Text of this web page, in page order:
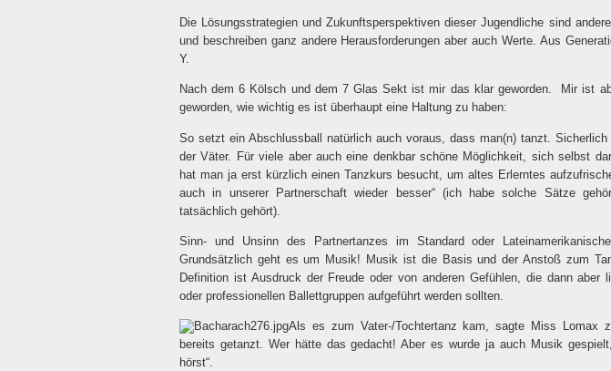
Die Lösungsstrategien und Zukunftsperspektiven dieser Jugendliche sind
und beschreiben ganz andere Herausforderungen aber auch Werte. Aus
Y.
Nach dem 6 Kölsch und dem 7 Glas Sekt ist mir das klar geworden.
Mir ist
geworden, wie wichtig es ist überhaupt eine Haltung zu haben:
So setzt ein Abschlussball natürlich auch voraus, dass man(n) tanzt.
der Väter. Für viele aber auch eine denkbar schöne Möglichkeit, sich selbst
hat man ja erst kürzlich einen Tanzkurs besucht, um altes Erlerntes
auch in unserer Partnerschaft wieder besser“ (ich habe solche Sätze
tatsächlich gehört).
Sinn- und Unsinn des Partnertanzes im Standard oder
Grundsätzlich geht es um Musik! Musik ist die Basis und der Anstoß zum
Definition ist Ausdruck der Freude oder von anderen Gefühlen, die dann aber
oder professionellen Ballettgruppen aufgeführt werden sollten.
Als es zum Vater-/Tochtertanz kam, sagte Miss Lomax
bereits getanzt. Wer hätte das gedacht! Aber es wurde ja auch Musik
hörst“.